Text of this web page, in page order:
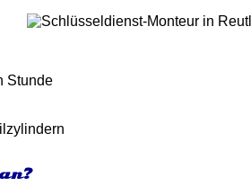
Stunde